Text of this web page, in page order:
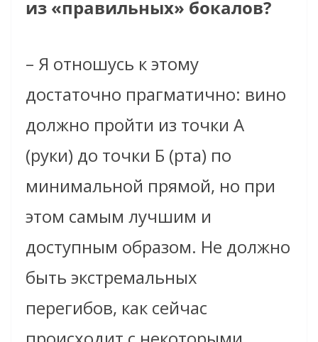
из «правильных» бокалов?
– Я отношусь к этому
достаточно прагматично: вино
должно пройти из точки А
(руки) до точки Б (рта) по
минимальной прямой, но при
этом самым лучшим и
доступным образом. Не должно
быть экстремальных
перегибов, как сейчас